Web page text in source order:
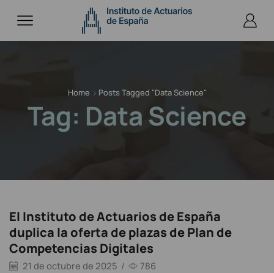
Home Posts Tagged "data Science"
Tag: Data Science
El Instituto de Actuarios de España
duplica la oferta de plazas de Plan de
Competencias Digitales
21 de octubre de 2025 / 786